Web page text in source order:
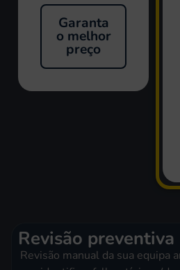
Garanta
o melhor
preço
Revisão
Revisão manual da sua equipa